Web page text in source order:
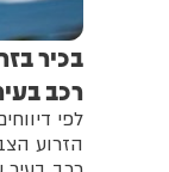
בכיר
רכב
לפי
הזרוע